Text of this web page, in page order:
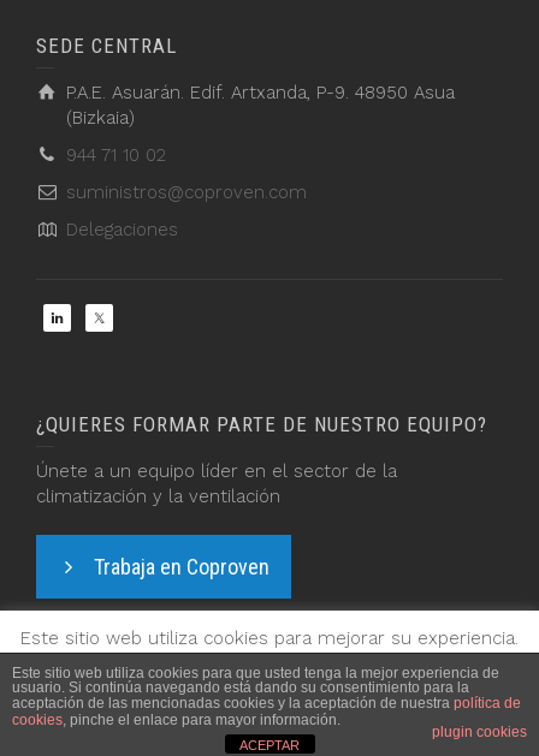
SEDE CENTRAL
P.A.E. Asuarán. Edif. Artxanda, P-9. 48950 Asua
(Bizkaia)
944 71 10 02
suministros@coproven.com
Delegaciones
¿QUIERES FORMAR PARTE DE NUESTRO EQUIPO?
Únete a un equipo líder en el sector de la
climatización y la ventilación
Trabaja en Coproven
© 2025 Suministros Coproven, S.L.
Aviso Legal y Política de Privacidad
Este sitio web utiliza cookies para que usted tenga la mejor experiencia de
usuario. Si continúa navegando está dando su consentimiento para la
aceptación de las mencionadas cookies y la aceptación de nuestra política de
cookies, pinche el enlace para mayor información.
plugin cookies
ACEPTAR
Este sitio web utiliza cookies para mejorar su experiencia.
Asumiremos que está de acuerdo si continúa navegando
por nuestro sitio web.
Aceptar y Cerrar Leer más